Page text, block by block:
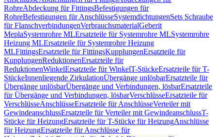
RohreAbdeckung für FittingsBefestigungen für
RohreBefestigungen für AnschlüsseSystemdichtungenSets Schraube
für FlanschverbindungenVerbrauchsmaterialGeberit
MeplaSystemrohre MLErsatzteile für Systemrohre MLSystemrohre
Heizung MLErsatzteile für Systemrohre Heizung
MLFittingsErsatzteile für FittingsKupplungenErsatzteile für
KupplungenReduktionenErsatzteile für
ReduktionenWinkelErsatzteile für WinkelT-StückeErsatzteile für T-
StückeInnenliegende ZirkulationÜbergänge unlösbarErsatzteile für
Übergänge unlösbarÜbergänge und Verbindungen, lösbarErsatzteile
für Übergänge und Verbindungen, lösbarVerschlüsseErsatzteile für
VerschlüsseAnschlüsseErsatzteile für AnschlüsseVerteiler mit
GewindeanschlussErsatzteile für Verteiler mit GewindeanschlussT-
Stücke für HeizungErsatzteile für T-Stücke für HeizungAnschlüsse
für HeizungErsatzteile für Anschlüsse für